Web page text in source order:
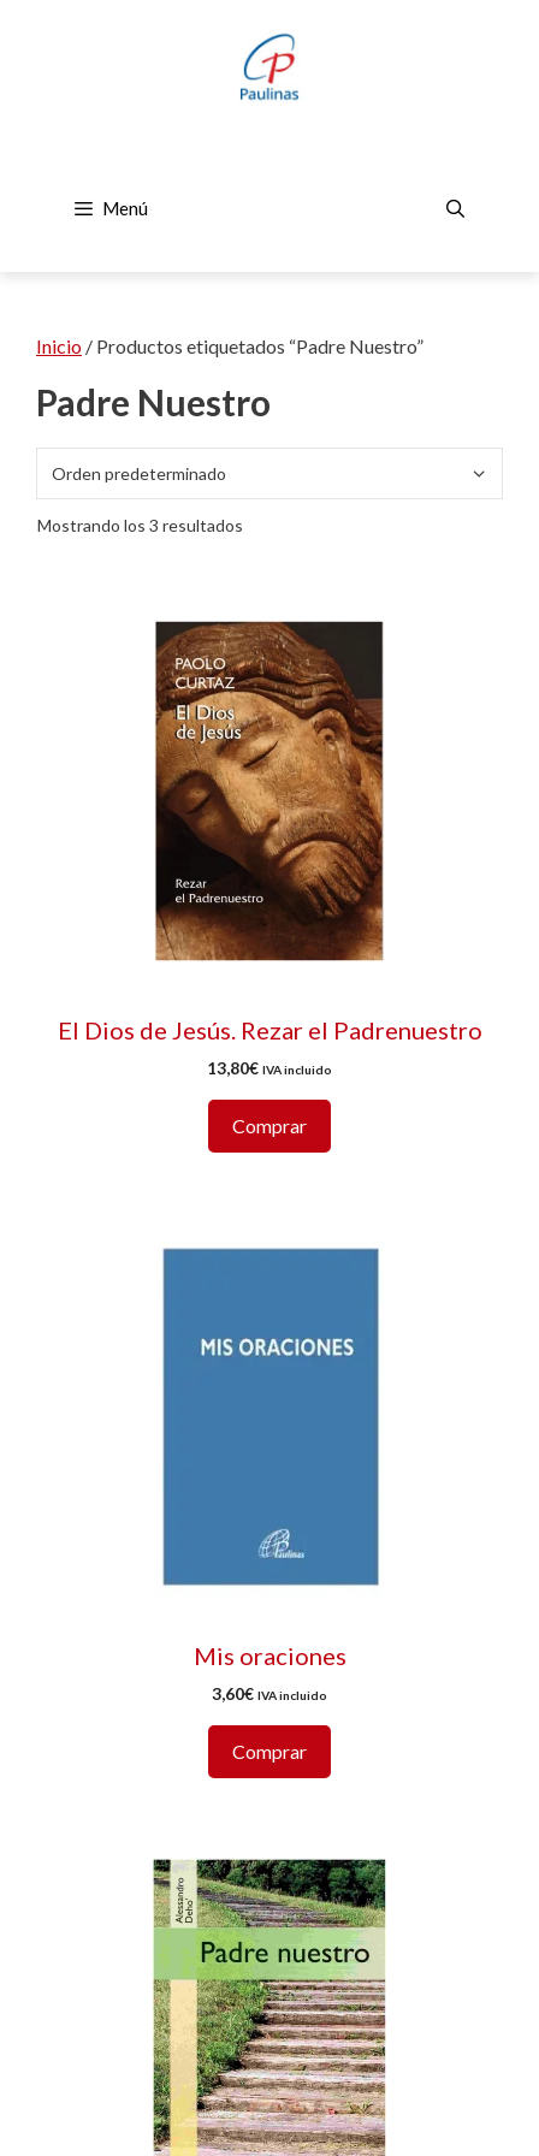
Menú
Inicio / Productos etiquetados “Padre Nuestro”
Padre Nuestro
Mostrando los 3 resultados
El Dios de Jesús. Rezar el Padrenuestro
13,80€ IVA incluido
Comprar
Mis oraciones
3,60€ IVA incluido
Comprar